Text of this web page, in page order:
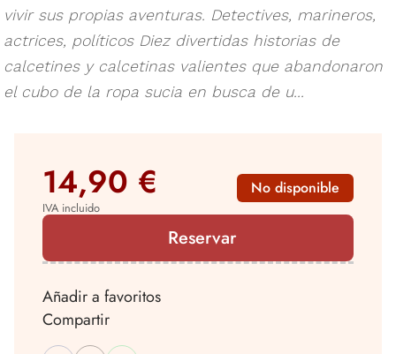
vivir sus propias aventuras. Detectives, marineros,
actrices, políticos Diez divertidas historias de
calcetines y calcetinas valientes que abandonaron
el cubo de la ropa sucia en busca de u...
14,90 €
IVA incluido
No disponible
Reservar
Añadir a favoritos
Compartir